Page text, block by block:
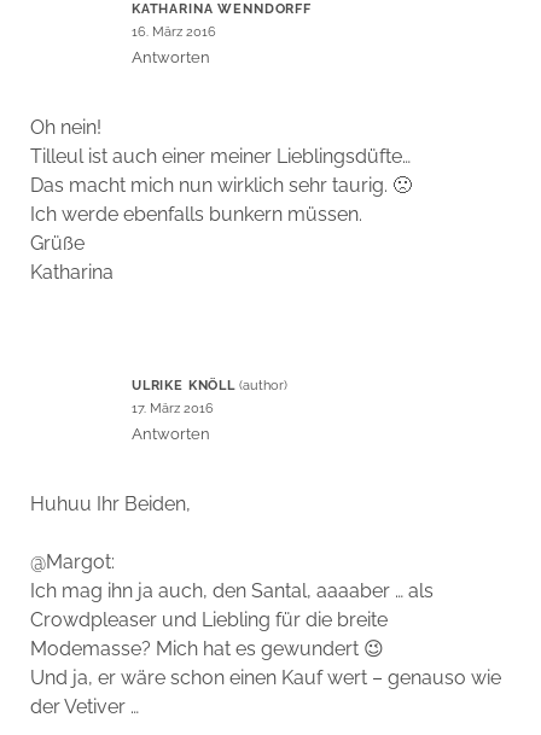
KATHARINA WENNDORFF
16. März 2016
Antworten
Oh nein!
Tilleul ist auch einer meiner Lieblingsdüfte…
Das macht mich nun wirklich sehr taurig. 🙁
Ich werde ebenfalls bunkern müssen.
Grüße
Katharina
ULRIKE KNÖLL
17. März 2016
Antworten
Huhuu Ihr Beiden,
@Margot:
Ich mag ihn ja auch, den Santal, aaaaber … als
Crowdpleaser und Liebling für die breite
Modemasse? Mich hat es gewundert 😉
Und ja, er wäre schon einen Kauf wert – genauso wie
der Vetiver …